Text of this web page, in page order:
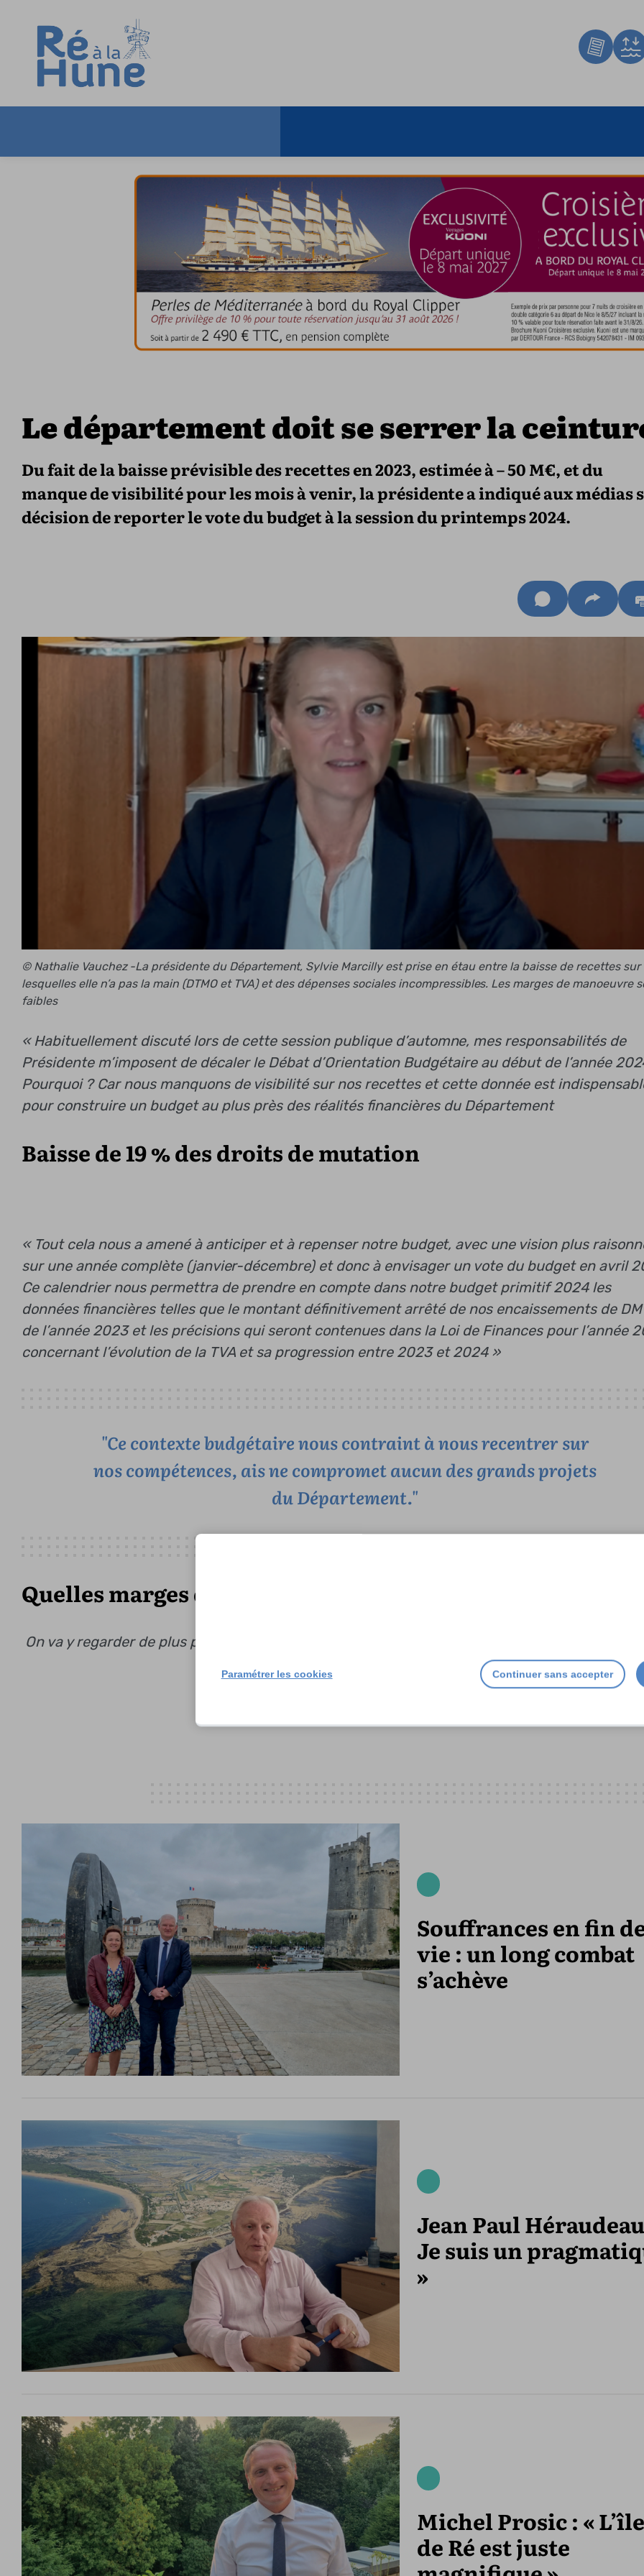
Le département doit se serrer la
Du fait de la baisse prévisible des recettes en 2023, estimée à – 50 M€, et du
manque de visibilité pour les mois à venir, la présidente a indiqué aux médias
décision de reporter le vote du budget à la session du printemps 2024.
© Nathalie Vauchez -La présidente du Département, Sylvie Marcilly est prise en étau entre la baisse de recettes sur
lesquelles elle n’a pas la main (DTMO et TVA) et des dépenses sociales incompressibles. Les marges de manoeuvre
faibles
« Habituellement discuté lors de cette session publique d’automne, mes responsabilités de
Présidente m’imposent de décaler le Débat d’Orientation Budgétaire au début de l’année
Pourquoi ? Car nous manquons de visibilité sur nos recettes et cette donnée est
pour construire un budget au plus près des réalités financières du Département
Baisse de 19 % des droits de mutation
« Tout cela nous a amené à anticiper et à repenser notre budget, avec une vision plus
sur une année complète (janvier-décembre) et donc à envisager un vote du budget en avril
Ce calendrier nous permettra de prendre en compte dans notre budget primitif 2024 les
données financières telles que le montant définitivement arrêté de nos encaissements de
de l’année 2023 et les précisions qui seront contenues dans la Loi de Finances pour l’année
concernant l’évolution de la TVA et sa progression entre 2023 et 2024 »
"Ce contexte budgétaire nous contraint à nous recentrer sur
nos compétences, ais ne compromet aucun des grands projets
du Département."
Quelles marges de manoeuvre ?
On va y regarder de plus près »
Souffrances en fin
vie : un long combat
s’achève
Jean Paul
Je suis un
»
Michel Prosic : « L’île
de Ré est juste
Continuer sans accepter
Paramétrer les cookies